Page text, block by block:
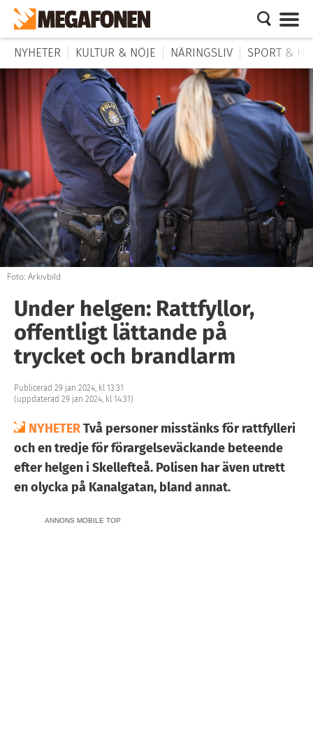
NYHETER KULTUR & NÖJE NÄRINGSLIV SPORT &
Foto: Arkivbild
Under helgen: Rattfyllor,
offentligt lättande på
trycket och brandlarm
Publicerad 29 jan 2024, kl 13:31
(uppdaterad 29 jan 2024, kl 14:31)
NYHETERTvå personer misstänks för rattfylleri
och en tredje för förargelseväckande beteende
efter helgen i Skellefteå. Polisen har även utrett
en olycka på Kanalgatan, bland annat.
ANNONS MOBILE TOP